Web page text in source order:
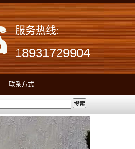
服务热线:
18931729904
联系方式
搜索